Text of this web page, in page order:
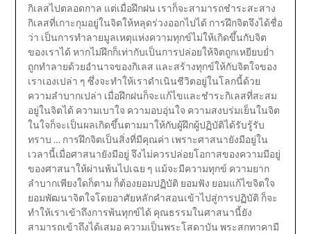
กิเลสไปตลอดกาล แต่เมื่อฝึกฝน เราก็จะสามารถชำระสะสาง
กิเลสที่เกาะกุมอยู่ในจิตให้หลุดร่วงออกไปได้ การฝึกจิตจึงได้ชื่อ
ว่า เป็นการทำลายมูลเหตุแห่งความทุกข์ไม่ให้เกิดขึ้นกับจิต
ของเราได้ หากไม่ฝึกก็เท่ากับเป็นการปล่อยให้จิตถูกเหยียบย่ำ
ถูกทำลายด้วยอำนาจของกิเลส และสร้างทุกข์ให้กับจิตใจของ
เราเองเปล่า ๆ ซึ่งจะทำให้เราดำเนินชีวิตอยู่ในโลกนี้ด้วย
ความลำบากเปล่า เมื่อฝึกฝนก็จะแก้ไขและชำระกิเลสที่สะสม
อยู่ในจิตได้ ความเบาใจ ความอบอุ่นใจ ความสงบร่มเย็นในจิต
ในใจก็จะเป็นผลเกิดขึ้นตามมาให้กับผู้ฝึกผู้ปฏิบัติได้รับรู้รับ
ทราบ … การฝึกจิตเป็นสิ่งที่มีคุณค่า เพราะศาสนายังมีอยู่ใน
เวลานี้เมื่อศาสนายังมีอยู่ จึงไม่ควรปล่อยโอกาสของความมีอยู่
ของศาสนาให้ผ่านพ้นไปเฉย ๆ แม้จะมีความทุกข์ ความยาก
ลำบากเพียงใดก็ตาม ก็ต้องยอมปฏิบัติ ยอมฟัง ยอมแก้ไขจิตใจ
ยอมพัฒนาจิตใจโดยอาศัยหลักคำสอนเข้าไปสู่การปฏิบัติ ก็จะ
ทำให้เราเข้าถึงการพ้นทุกข์ได้ คุณธรรมในศาสนานี้ยัง
สามารถเข้าถึงได้เสมอ ความเป็นพระโสดาบัน พระสกทาคามี